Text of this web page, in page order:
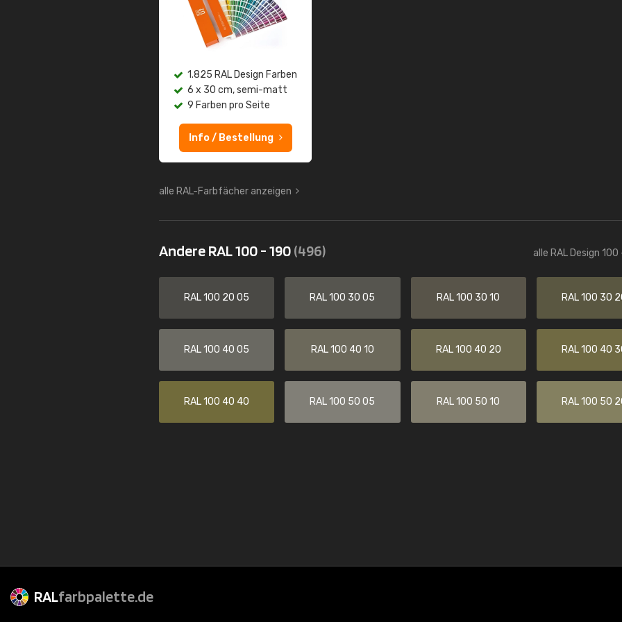
1.825 RAL Design Farben
6 x 30 cm, semi-matt
9 Farben pro Seite
Info / Bestellung
alle RAL-Farbfächer anzeigen
Andere RAL 100 - 190(496) alle RAL Design 100
RAL 100 20 05 RAL 100 30 05 RAL 100 30 10 RAL 100 30
RAL 100 40 05 RAL 100 40 10 RAL 100 40 20 RAL 100 40
RAL 100 40 40 RAL 100 50 05 RAL 100 50 10 RAL 100 50
RALfarbpalette.de